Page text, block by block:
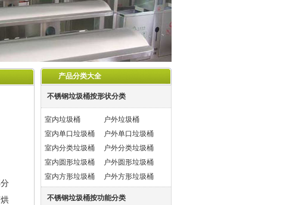
产品分类大全
不锈钢垃圾桶按形状分类
室内垃圾桶
户外垃圾桶
室内单口垃圾桶
户外单口垃圾桶
室内分类垃圾桶
户外分类垃圾桶
室内圆形垃圾桶
户外圆形垃圾桶
室内方形垃圾桶
户外方形垃圾桶
不锈钢垃圾桶按功能分类